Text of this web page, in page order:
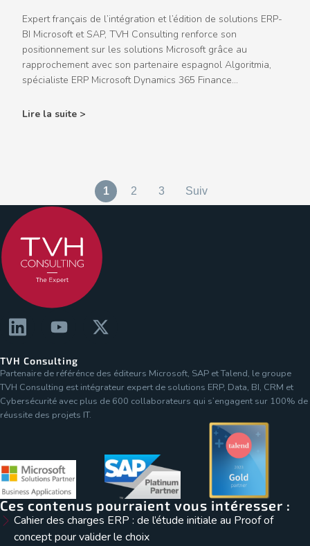
Expert français de l’intégration et l’édition de solutions ERP-
BI Microsoft et SAP, TVH Consulting renforce son
positionnement sur les solutions Microsoft grâce au
rapprochement avec son partenaire espagnol Algoritmia,
spécialiste ERP Microsoft Dynamics 365 Finance...
Lire la suite >
1 2 3 Suiv
TVH Consulting
Partenaire de référénce des éditeurs Microsoft, SAP et Talend, le groupe
TVH Consulting est intégrateur expert de solutions ERP, Data, BI, CRM et
Cybersécurité avec plus de 600 collaborateurs qui s’engagent sur 100% de
réussite des projets IT.
Ces contenus pourraient vous intéresser :
Cahier des charges ERP : de l’étude initiale au Proof of
concept pour valider le choix